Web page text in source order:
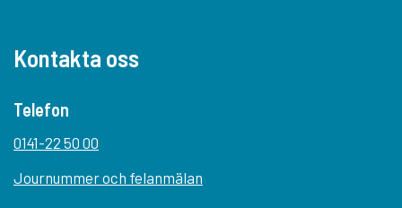
Kontakta oss
Telefon
0141-22 50 00
Journummer och felanmälan